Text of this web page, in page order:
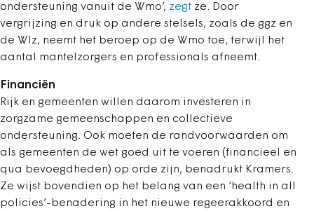
ondersteuning vanuit de Wmo’, zegt ze. Door
vergrijzing en druk op andere stelsels, zoals de ggz en
de Wlz, neemt het beroep op de Wmo toe, terwijl het
aantal mantelzorgers en professionals afneemt.
Financiën
Rijk en gemeenten willen daarom investeren in
zorgzame gemeenschappen en collectieve
ondersteuning. Ook moeten de randvoorwaarden om
als gemeenten de wet goed uit te voeren (financieel en
qua bevoegdheden) op orde zijn, benadrukt Kramers.
Ze wijst bovendien op het belang van een ‘health in all
policies’-benadering in het nieuwe regeerakkoord en